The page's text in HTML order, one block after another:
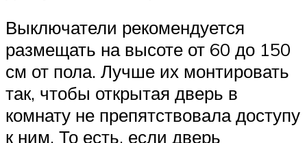
Выключатели рекомендуется
размещать на высоте от 60 до 150
см от пола. Лучше их монтировать
так, чтобы открытая дверь в
комнату не препятствовала доступу
к ним. То есть, если дверь